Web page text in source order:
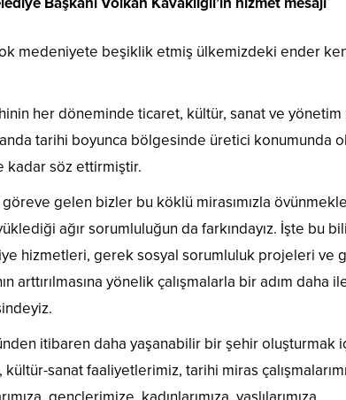
medeniyete beşiklik etmiş ülkemizdeki ender
her döneminde ticaret, kültür, sanat ve
tarihi boyunca bölgesinde üretici konumunda
kadar söz ettirmiştir.
gelen bizler bu köklü mirasımızla
ağır sorumluluğun da farkındayız. İşte bu
hizmetleri, gerek sosyal sorumluluk projeleri ve
arttırılmasına yönelik çalışmalarla bir adım daha
itibaren daha yaşanabilir bir şehir oluşturmak
kültür-sanat faaliyetlerimiz, tarihi miras